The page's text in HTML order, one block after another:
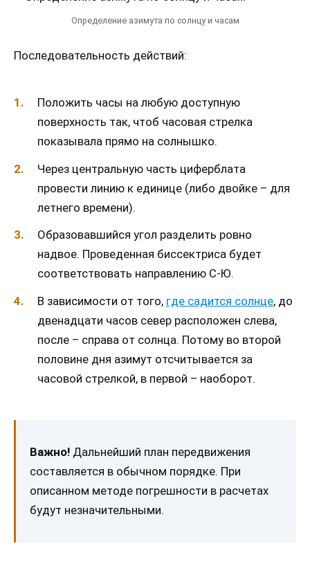
Определение азимута по солнцу и часам
Последовательность действий:
Положить часы на любую доступную
поверхность так, чтоб часовая стрелка
показывала прямо на солнышко.
Через центральную часть циферблата
провести линию к единице (либо двойке – для
летнего времени).
Образовавшийся угол разделить ровно
надвое. Проведенная биссектриса будет
соответствовать направлению С-Ю.
В зависимости от того, где садится солнце, до
двенадцати часов север расположен слева,
после – справа от солнца. Потому во второй
половине дня азимут отсчитывается за
часовой стрелкой, в первой – наоборот.
Важно! Дальнейший план передвижения
составляется в обычном порядке. При
описанном методе погрешности в расчетах
будут незначительными.